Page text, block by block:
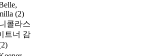
(2)
콜라스
트너 감